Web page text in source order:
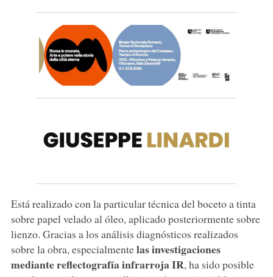
Está realizado con la particular técnica del boceto a tinta
sobre papel velado al óleo, aplicado posteriormente sobre
lienzo. Gracias a los análisis diagnósticos realizados
sobre la obra, especialmentelas investigaciones
mediante reflectografía infrarroja IR, ha sido posible